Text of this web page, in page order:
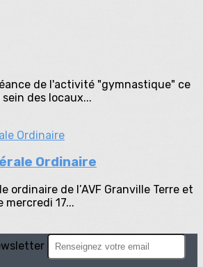
de l'activité "gymnastique" ce
des locaux...
Ordinaire
ordinaire de l’AVF Granville Terre et
mercredi 17...